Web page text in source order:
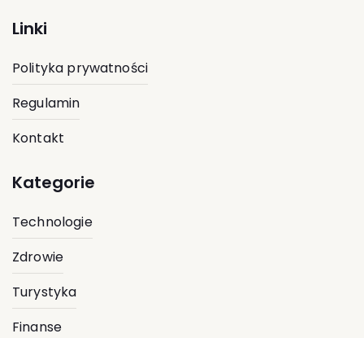
Linki
Polityka prywatności
Regulamin
Kontakt
Kategorie
Technologie
Zdrowie
Turystyka
Finanse